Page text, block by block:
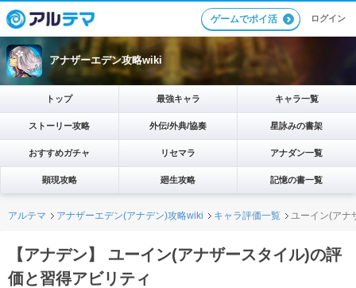
ゲームでポイ活 ログイン
アナザーエデン攻略wiki
トップ 最強キャラ キャラ一覧
ストーリー攻略 外伝/外典/協奏 星詠みの書架
おすすめガチャ リセマラ アナダン一覧
顕現攻略 廻生攻略 記憶の書一覧
アルテマ アナザーエデン(アナデン)攻略wiki キャラ評価一覧 ユーイン(アナ
【アナデン】 ユーイン(アナザースタイル)の評
価と習得アビリティ